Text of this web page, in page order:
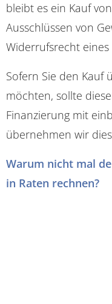
bleibt es ein Kauf
Ausschlüssen von
Widerrufsrecht eines
Sofern Sie den Kauf
möchten, sollte
Finanzierung mit
übernehmen wir
Warum nicht mal
in Raten rechnen?